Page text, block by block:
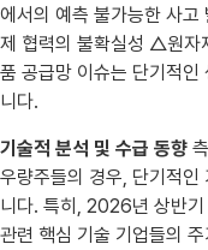
에서의 예측 불가능한 사
제 협력의 불확실성 △원자
품 공급망 이슈는 단기적인
니다.
기술적 분석 및 수급 동향
우량주들의 경우, 단기적인
니다. 특히, 2026년 상반기
관련 핵심 기술 기업들의